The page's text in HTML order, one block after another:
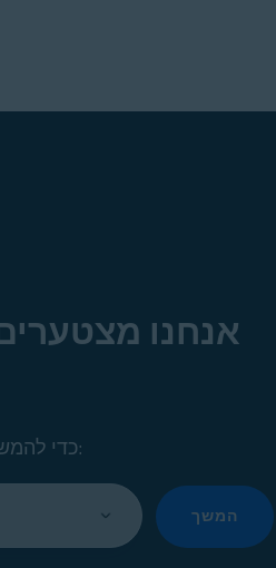
אנחנו
כדי להמשיך, בחר למטה שפה נתמכת:
המשך